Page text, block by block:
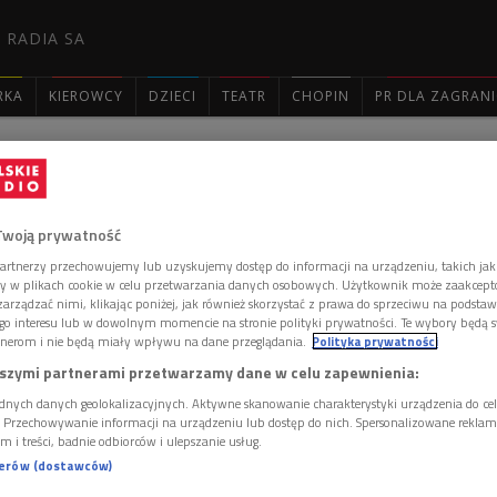
RADIA SA
KIEROWCY DZIECI TEATR CHOPIN PR DLA
Stampf'l
możesz być pierwszy!
KOMENTARZ
prywatność
przechowujemy lub uzyskujemy dostęp do informacji na urządzeniu, takich
w plikach cookie w celu przetwarzania danych osobowych. Użytkownik może
nimi, klikając poniżej, jak również skorzystać z prawa do sprzeciwu na
interesu lub w dowolnym momencie na stronie polityki prywatności. Te wybory będą
i nie będą miały wpływu na dane przeglądania. Polityka prywatności
partnerami przetwarzamy dane w celu zapewnienia:
danych geolokalizacyjnych. Aktywne skanowanie charakterystyki urządzenia do
informacji na urządzeniu lub dostęp do nich. Spersonalizowane
i treści, badnie odbiorców i ulepszanie usług.
(dostawców)